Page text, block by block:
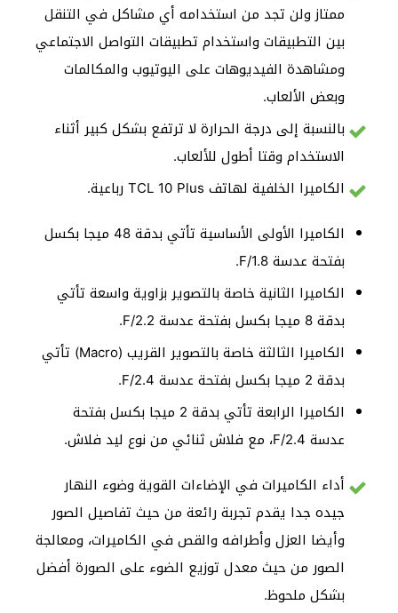
ممتاز ولن تجد من استخدامه أي مشاكل في التنقل
بين التطبيقات واستخدام تطبيقات التواصل الاجتماعي
ومشاهدة الفيديوهات على اليوتيوب والمكالمات
وبعض الألعاب.
بالنسبة إلى درجة الحرارة لا ترتفع بشكل كبير أثناء
الاستخدام وقتا أطول للألعاب.
الكاميرا الخلفية لهاتف TCL 10 Plus رباعية.
الكاميرا الأولى الأساسية تأتي بدقة 48 ميجا بكسل
بفتحة عدسة F/1.8.
الكاميرا الثانية خاصة بالتصوير بزاوية واسعة تأتي
بدقة 8 ميجا بكسل بفتحة عدسة F/2.2.
الكاميرا الثالثة خاصة بالتصوير القريب (Macro) تأتي
بدقة 2 ميجا بكسل بفتحة عدسة F/2.4.
الكاميرا الرابعة تأتي بدقة 2 ميجا بكسل بفتحة
عدسة F/2.4، مع فلاش ثنائي من نوع ليد فلاش.
أداء الكاميرات في الإضاءات القوية وضوء النهار
جيده جدا يقدم تجربة رائعة من حيث تفاصيل الصور
وأيضا العزل وأطرافه والقص في الكاميرات، ومعالجة
الصور من حيث معدل توزيع الضوء على الصورة أفضل
بشكل ملحوظ.